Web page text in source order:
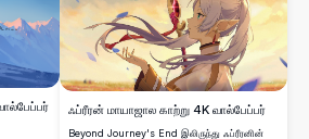
ஃப்ரீரன் மாயாஜால காற்று 4K வால்பேப்பர்
Beyond Journey's End இலிருந்து ஃப்ரீரனின்